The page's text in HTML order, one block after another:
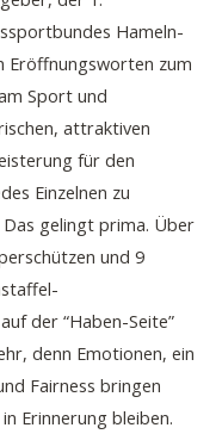
Hameln-
Eröffnungsworten zum
Sport und
attraktiven
für den
Einzelnen zu
gelingt prima. Über
und 9
der “Haben-Seite”
denn Emotionen, ein
Fairness bringen
Erinnerung bleiben.